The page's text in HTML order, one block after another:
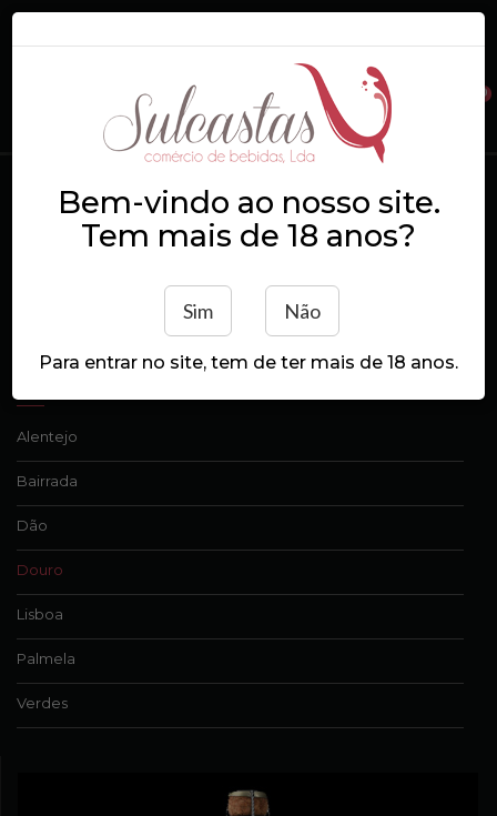
Login Registe-se 0
Douro Início Douro
Alentejo
Bairrada
Dão
Douro
Lisboa
Palmela
Verdes
Bem-vindo ao nosso site.
Tem mais de 18 anos?
Sim Não
Para entrar no site, tem de ter mais de 18 anos.